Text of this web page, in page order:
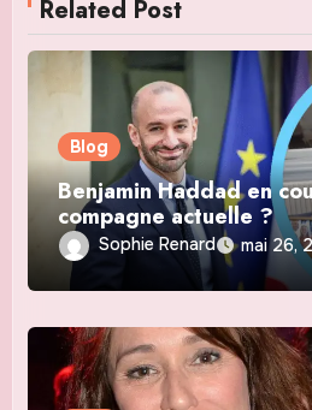
Related Post
Blog
Benjamin Haddad en
compagne actuelle ?
Sophie Renard mai 26,